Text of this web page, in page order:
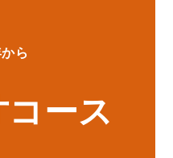
ら
ース